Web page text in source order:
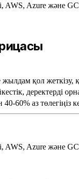
Azure және
қол жеткізу,
деректерді
60% аз төлегіңіз
Azure және